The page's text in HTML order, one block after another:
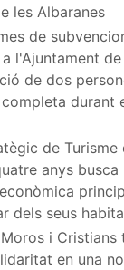
les Albaranes
de
l'Ajuntament
de dos
durant
de
anys busca
dels seus
i Cristians
en una